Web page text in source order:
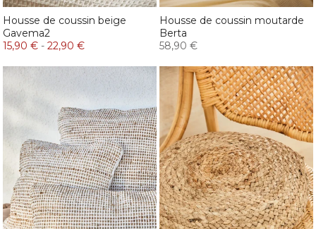
Housse de coussin beige
Gavema2
15,90 € - 22,90 €
Housse de coussin moutarde
Berta
58,90 €